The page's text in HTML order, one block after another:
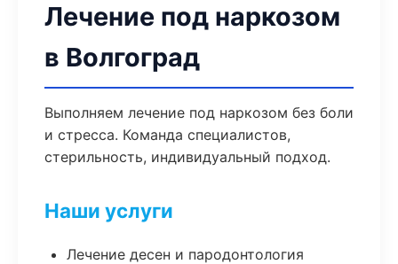
Лечение под наркозом
в Волгоград
Выполняем лечение под наркозом без боли
и стресса. Команда специалистов,
стерильность, индивидуальный подход.
Наши услуги
Лечение десен и пародонтология